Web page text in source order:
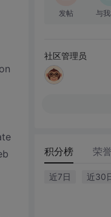
发帖 与
社区管理员
积分榜 荣
近7日 近30